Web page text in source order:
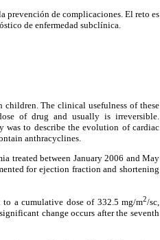
prevención de complicaciones. El reto es
de enfermedad subclínica.
children. The clinical usefulness of these
of drug and usually is irreversible.
was to describe the evolution of cardiac
anthracyclines.
treated between January 2006 and May
for ejection fraction and shortening
a cumulative dose of 332.5 mg/m2/sc,
change occurs after the seventh